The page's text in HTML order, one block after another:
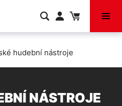
hudební nástroje
NÁSTROJE